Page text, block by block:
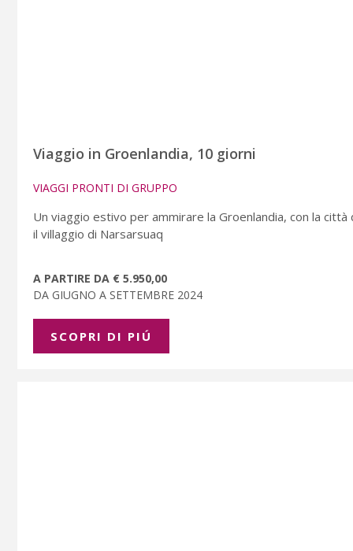
Viaggio in Groenlandia, 10 giorni
VIAGGI PRONTI DI GRUPPO
Un viaggio estivo per ammirare la Groenlandia, con la
il villaggio di Narsarsuaq
A PARTIRE DA € 5.950,00
DA GIUGNO A SETTEMBRE 2024
SCOPRI DI PIÚ